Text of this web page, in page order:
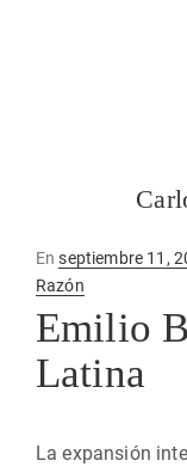
EnPublicado
en
septiembre 11,
Razón
Emilio
Latina
La expansión